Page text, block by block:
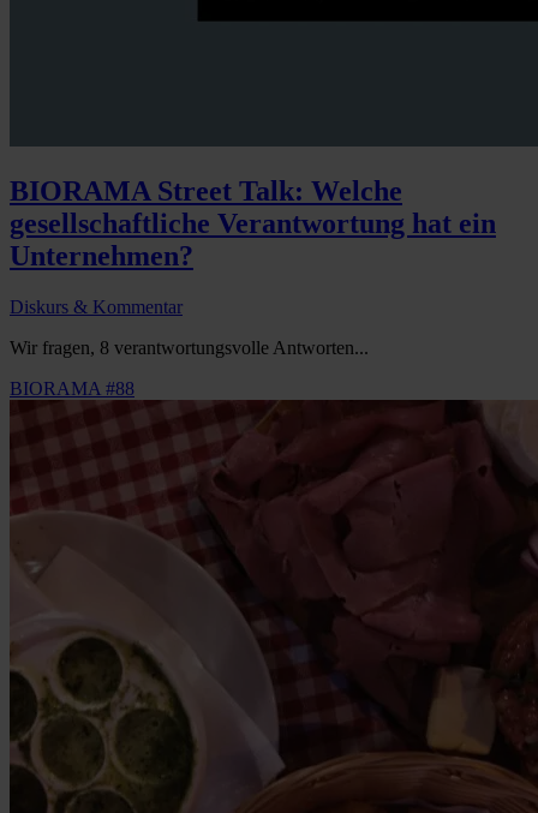
BIORAMA Street Talk: Welche
gesellschaftliche Verantwortung hat ein
Unternehmen?
Diskurs & Kommentar
Wir fragen, 8 verantwortungsvolle Antworten...
BIORAMA #88